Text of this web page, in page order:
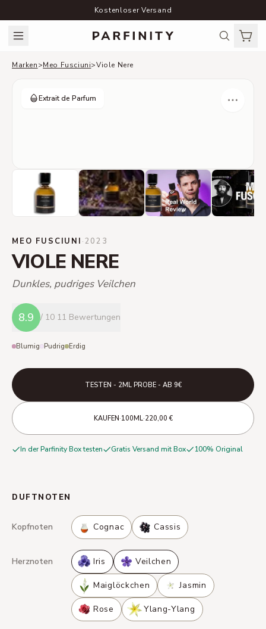
Kostenloser Versand
Marken>Meo Fusciuni>Viole Nere
Extrait de Parfum
MEO FUSCIUNI ·2023
VIOLE NERE
Dunkles, pudriges Veilchen
8.9 / 10 11 Bewertungen
Blumig Pudrig Erdig
TESTEN - 2ML PROBE - AB 9€
KAUFEN·100ML·220,00 €
In der Parfinity Box testen Gratis Versand mit Box 100% Original
DUFTNOTEN
Kopfnoten Cognac Cassis
Herznoten Iris Veilchen
Maiglöckchen Jasmin
Rose Ylang-Ylang